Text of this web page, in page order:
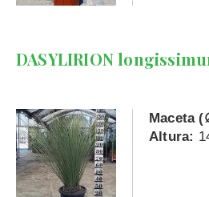
DASYLIRION
Maceta
Altura: